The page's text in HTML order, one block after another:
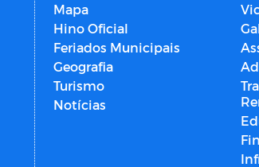
Mapa
Hino Oficial
Feriados Municipais
Geografia
Turismo
Notícias